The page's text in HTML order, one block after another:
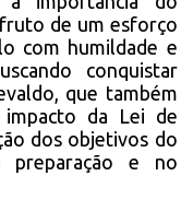
de um esforço
com humildade e
conquistar
que também
da Lei de
dos objetivos do
preparação e no